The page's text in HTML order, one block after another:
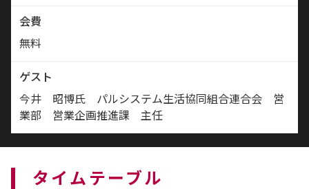
会費
無料
ゲスト
今井 昭博氏 パルシステム生活協同組合連合会 営
業部 営業企画推進課 主任
タイムテーブル